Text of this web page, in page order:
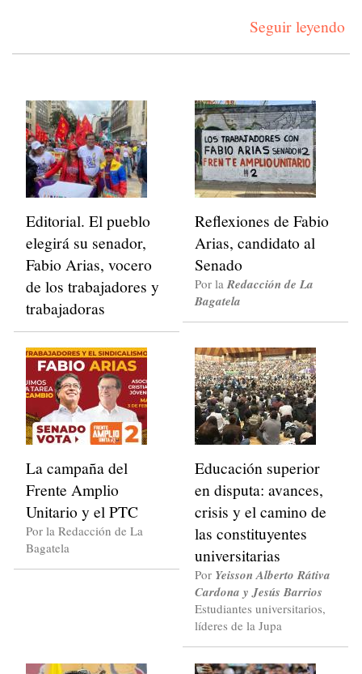
Seguir leyendo
Editorial. El pueblo
elegirá su senador,
Fabio Arias, vocero
de los trabajadores y
trabajadoras
Reflexiones de Fabio
Arias, candidato al
Senado
Por laRedacción de La
Bagatela
La campaña del
Frente Amplio
Unitario y el PTC
Por la Redacción de La
Bagatela
Educación superior
en disputa: avances,
crisis y el camino de
las constituyentes
universitarias
Por Yeisson Alberto Rátiva
Cardona y Jesús Barrios
Estudiantes universitarios,
líderes de la Jupa